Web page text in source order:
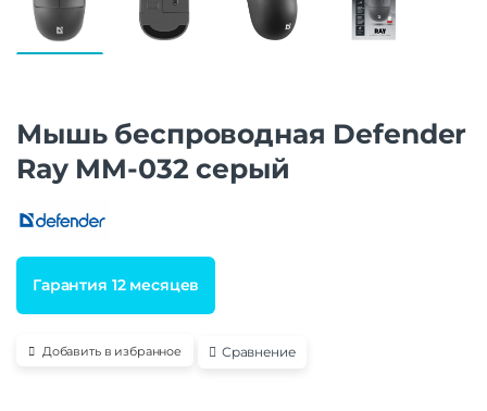
Мышь беспроводная Defender
Ray MM-032 серый
Гарантия 12 месяцев
Добавить в избранное Сравнение